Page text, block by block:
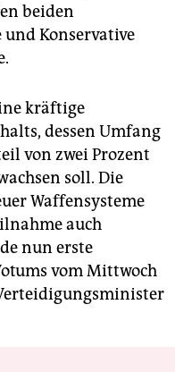
beiden
Konservative
kräftige
dessen Umfang
von zwei Prozent
soll. Die
Waffensysteme
auch
nun erste
vom Mittwoch